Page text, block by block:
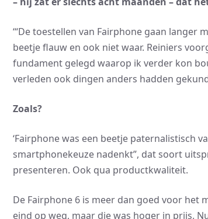
‘“De toestellen van Fairphone gaan langer
beetje flauw en ook niet waar. Reiniers
fundament gelegd waarop ik verder kon
verleden ook dingen anders hadden
Zoals?
‘Fairphone was een beetje paternalistisch
smartphonekeuze nadenkt”, dat soort
presenteren. Ook qua productkwaliteit.
De Fairphone 6 is meer dan goed voor het
eind op weg, maar die was hoger in prijs.